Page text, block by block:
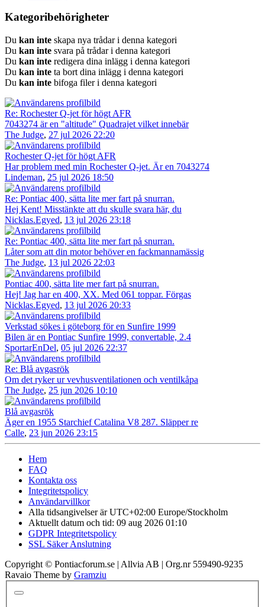
Kategoribehörigheter
Du kan inte skapa nya trådar i denna kategori
Du kan inte svara på trådar i denna kategori
Du kan inte redigera dina inlägg i denna kategori
Du kan inte ta bort dina inlägg i denna kategori
Du kan inte bifoga filer i denna kategori
Re: Rochester Q-jet för högt AFR
7043274 är en "altitude" Quadrajet vilket innebär
The Judge, 27 jul 2026 22:20
Rochester Q-jet för högt AFR
Har problem med min Rochester Q-jet. Är en 7043274
Lindeman, 25 jul 2026 18:50
Re: Pontiac 400, sätta lite mer fart på snurran.
Hej Kent! Misstänkte att du skulle svara här, du
Nicklas.Egyed, 13 jul 2026 23:18
Re: Pontiac 400, sätta lite mer fart på snurran.
Låter som att din motor behöver en fackmannamässig
The Judge, 13 jul 2026 22:03
Pontiac 400, sätta lite mer fart på snurran.
Hej! Jag har en 400, XX. Med 061 toppar. Förgas
Nicklas.Egyed, 13 jul 2026 20:33
Verkstad sökes i göteborg för en Sunfire 1999
Bilen är en Pontiac Sunfire 1999, convertable, 2.4
SportarEnDel, 05 jul 2026 22:37
Re: Blå avgasrök
Om det ryker ur vevhusventilationen och ventilkåpa
The Judge, 25 jun 2026 10:10
Blå avgasrök
Äger en 1955 Starchief Catalina V8 287. Släpper re
Calle, 23 jun 2026 23:15
Hem
FAQ
Kontakta oss
Integritetspolicy
Användarvillkor
Alla tidsangivelser är UTC+02:00 Europe/Stockholm
Aktuellt datum och tid: 09 aug 2026 01:10
GDPR Integritetspolicy
SSL Säker Anslutning
Copyright © Pontiacforum.se | Allvia AB | Org.nr 559490-9235
Ravaio Theme by Gramziu